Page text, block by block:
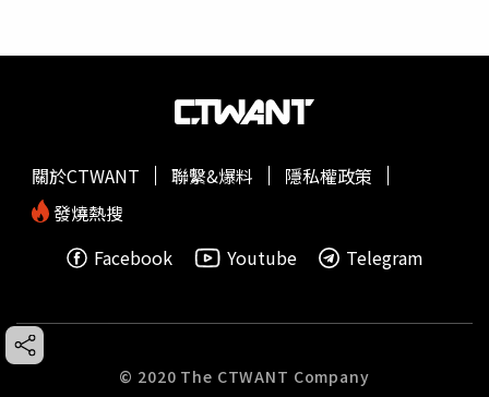
關於CTWANT 聯繫&爆料
隱私權政策
發燒熱搜
Facebook
Youtube Telegram
© 2020 The CTWANT Company